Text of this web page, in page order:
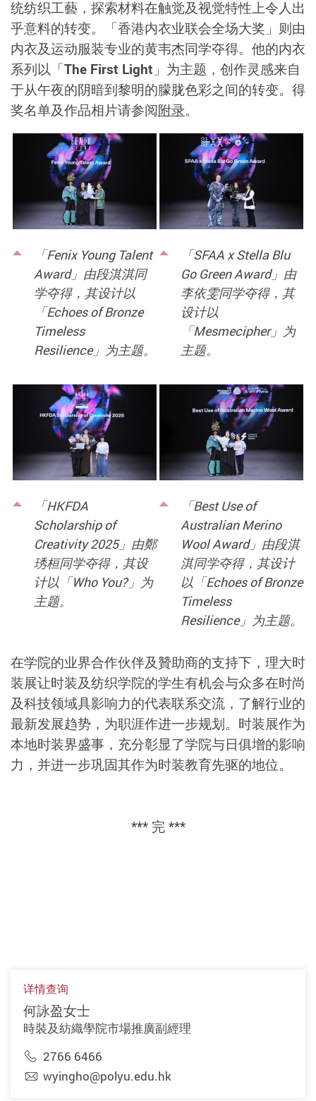
统纺织工藝，探索材料在触觉及视觉特性上令人出
乎意料的转变。「香港内衣业联会全场大奖」则由
内衣及运动服装专业的黄韦杰同学夺得。 他的内衣
系列以「The First Light 」为主题，创作灵感来自
于从午夜的阴暗到黎明的朦胧色彩之间的转变。得
奖名单及作品相片请参阅附录。
「Fenix Young Talent
Award」由段淇淇同
学夺得，其设计以
「Echoes of Bronze
Timeless
Resilience」为主题。
「SFAA x Stella Blu
Go Green Award」由
李依雯同学夺得，其
设计以
「Mesmecipher」为
主题。
「HKFDA
Scholarship of
Creativity 2025」由鄭
琇桓同学夺得，其设
计以「Who You?」为
主题。
「Best Use of
Australian Merino
Wool Award」由段淇
淇同学夺得，其设计
以「Echoes of Bronze
Timeless
Resilience」为主题。
在学院的业界合作伙伴及贊助商的支持下，理大时
装展让时装及纺织学院的学生有机会与众多在时尚
及科技领域具影响力的代表联系交流，了解行业的
最新发展趋势，为职涯作进一步规划。时装展作为
本地时装界盛事，充分彰显了学院与日俱增的影响
力，并进一步巩固其作为时装教育先驱的地位。
*** 完***
详情查询
何詠盈女士
時裝及紡織學院市場推廣副經理
2766 6466
wyingho@polyu.edu.hk